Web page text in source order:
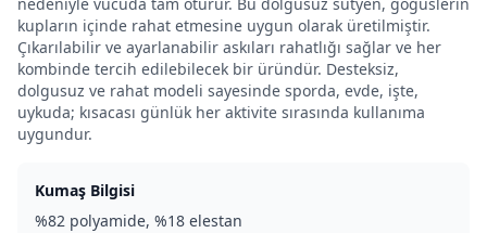
kupların içinde rahat etmesine uygun olarak üretilmiştir.
Çıkarılabilir ve ayarlanabilir askıları rahatlığı sağlar ve her
kombinde tercih edilebilecek bir üründür. Desteksiz,
dolgusuz ve rahat modeli sayesinde sporda, evde, işte,
uykuda; kısacası günlük her aktivite sırasında kullanıma
uygundur.
Kumaş Bilgisi
%82 polyamide, %18 elestan